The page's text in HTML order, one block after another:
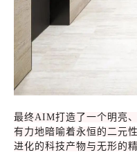
最终AIM打造了一个明亮
有力地暗喻着永恒的二元
进化的科技产物与无形的精